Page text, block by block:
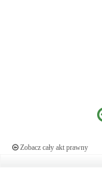
Zobacz cały akt prawny